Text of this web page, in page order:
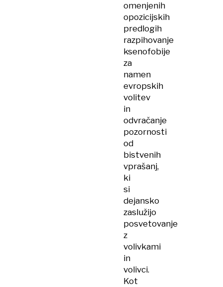
omenjenih
opozicijskih
predlogih
razpihovanje
ksenofobije
za
namen
evropskih
volitev
in
odvračanje
pozornosti
od
bistvenih
vprašanj,
ki
si
dejansko
zaslužijo
posvetovanje
z
volivkami
in
volivci.
Kot